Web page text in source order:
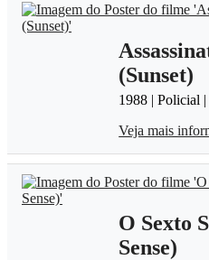
(Sunset)
1988 | Policial
Veja mais
O Sexto
Sense)